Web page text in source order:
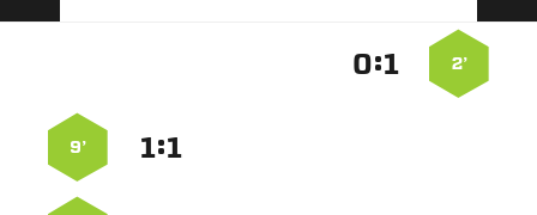
2’
:
:
9’